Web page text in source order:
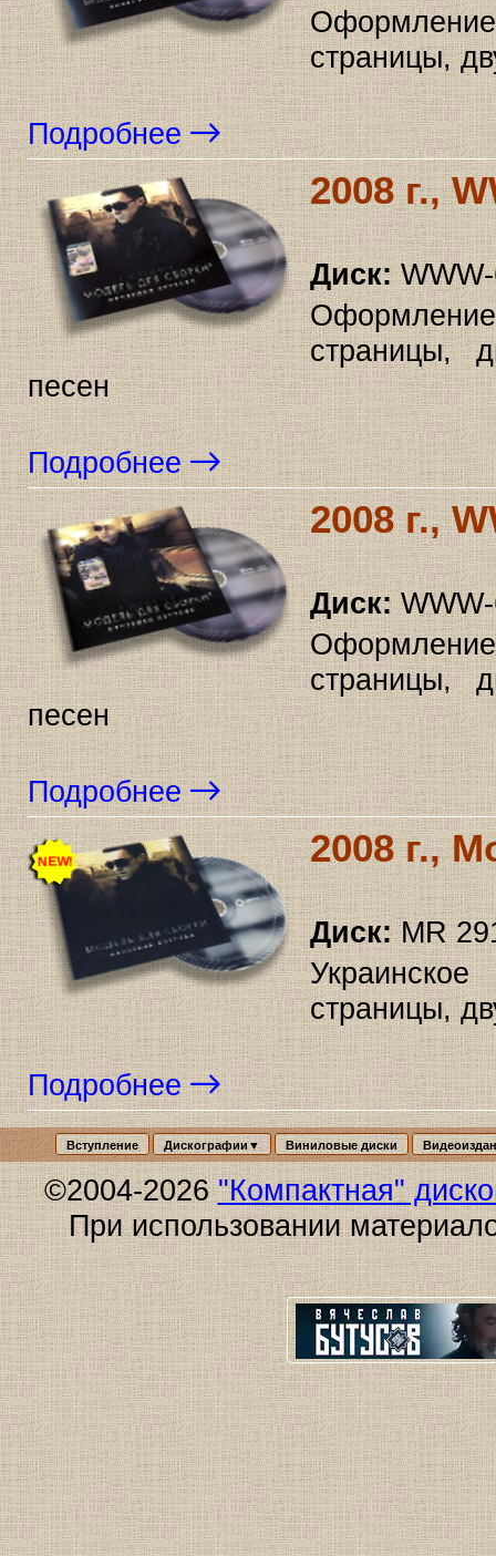
страницы,
Подробнее
2008 г.,
Диск:
страницы,
песен
Подробнее
2008 г.,
Диск:
страницы,
песен
Подробнее
2008 г.,
Диск:MR
страницы,
Подробнее
Вступление Дискографии▼ Виниловые диски
©2004-2026"Компактная"
При использовании